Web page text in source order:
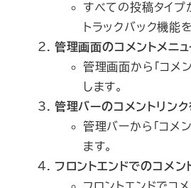
すべての投稿タイプ
トラックバック機能
管理画面のコメントメニ
管理画面から「コメ
します。
管理バーのコメントリン
管理バーから「コメ
ます。
フロントエンドでのコメ